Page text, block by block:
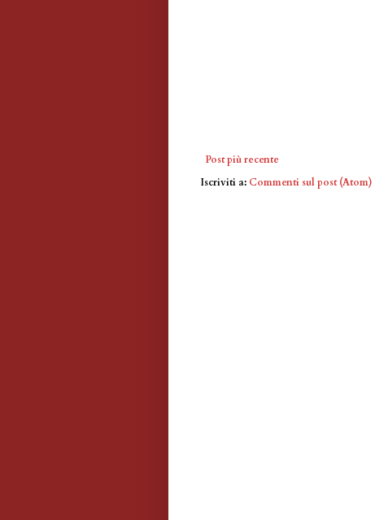
Post più recente
Iscriviti a: Commenti sul post (Atom)